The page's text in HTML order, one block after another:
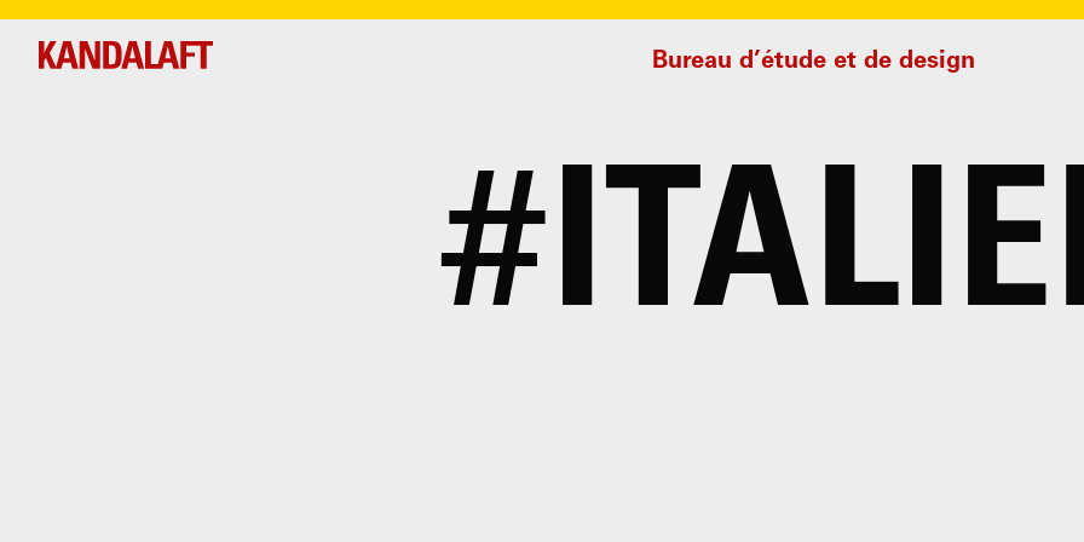
Bureau d’étude et de design
#